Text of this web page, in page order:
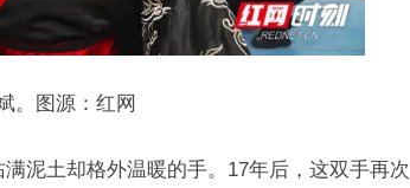
。图源：红网
泥土却格外温暖的手。17年后，这双手再次